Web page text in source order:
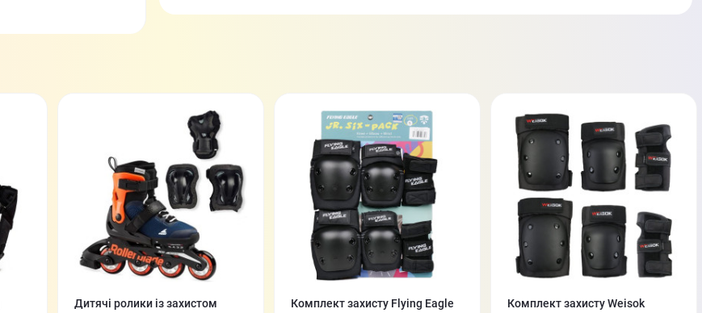
Дитячі ролики із захистом
Комплект захисту Flying Eagle
Комплект захисту Weisok